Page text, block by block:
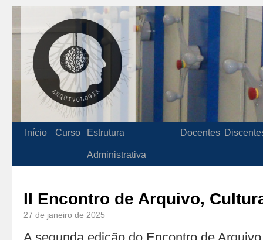
Início Curso Estrutura
Administrativa
Docentes
II Encontro de Arquivo,
27 de janeiro de 2025